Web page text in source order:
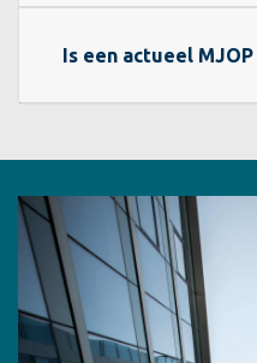
Is een actueel